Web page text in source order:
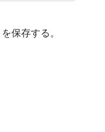
保存する。